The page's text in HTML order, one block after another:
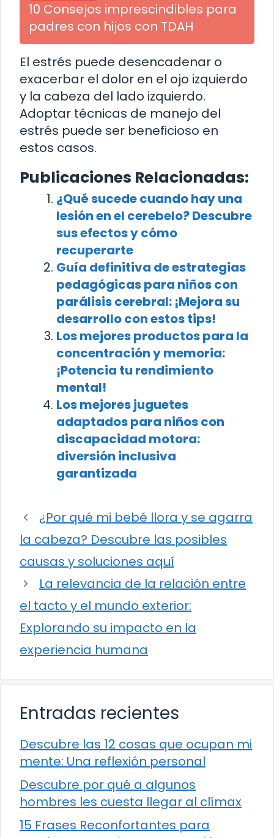
10 Consejos imprescindibles para
padres con hijos con TDAH
El estrés puede desencadenar o
exacerbar el dolor en el ojo izquierdo
y la cabeza del lado izquierdo.
Adoptar técnicas de manejo del
estrés puede ser beneficioso en
estos casos.
Publicaciones Relacionadas:
¿Qué sucede cuando hay una
lesión en el cerebelo? Descubre
sus efectos y cómo
recuperarte
Guía definitiva de estrategias
pedagógicas para niños con
parálisis cerebral: ¡Mejora su
desarrollo con estos tips!
Los mejores productos para la
concentración y memoria:
¡Potencia tu rendimiento
mental!
Los mejores juguetes
adaptados para niños con
discapacidad motora:
diversión inclusiva
garantizada
¿Por qué mi bebé llora y se agarra
la cabeza? Descubre las posibles
causas y soluciones aquí
La relevancia de la relación entre
el tacto y el mundo exterior:
Explorando su impacto en la
experiencia humana
Entradas recientes
Descubre las 12 cosas que ocupan mi
mente: Una reflexión personal
Descubre por qué a algunos
hombres les cuesta llegar al clímax
15 Frases Reconfortantes para